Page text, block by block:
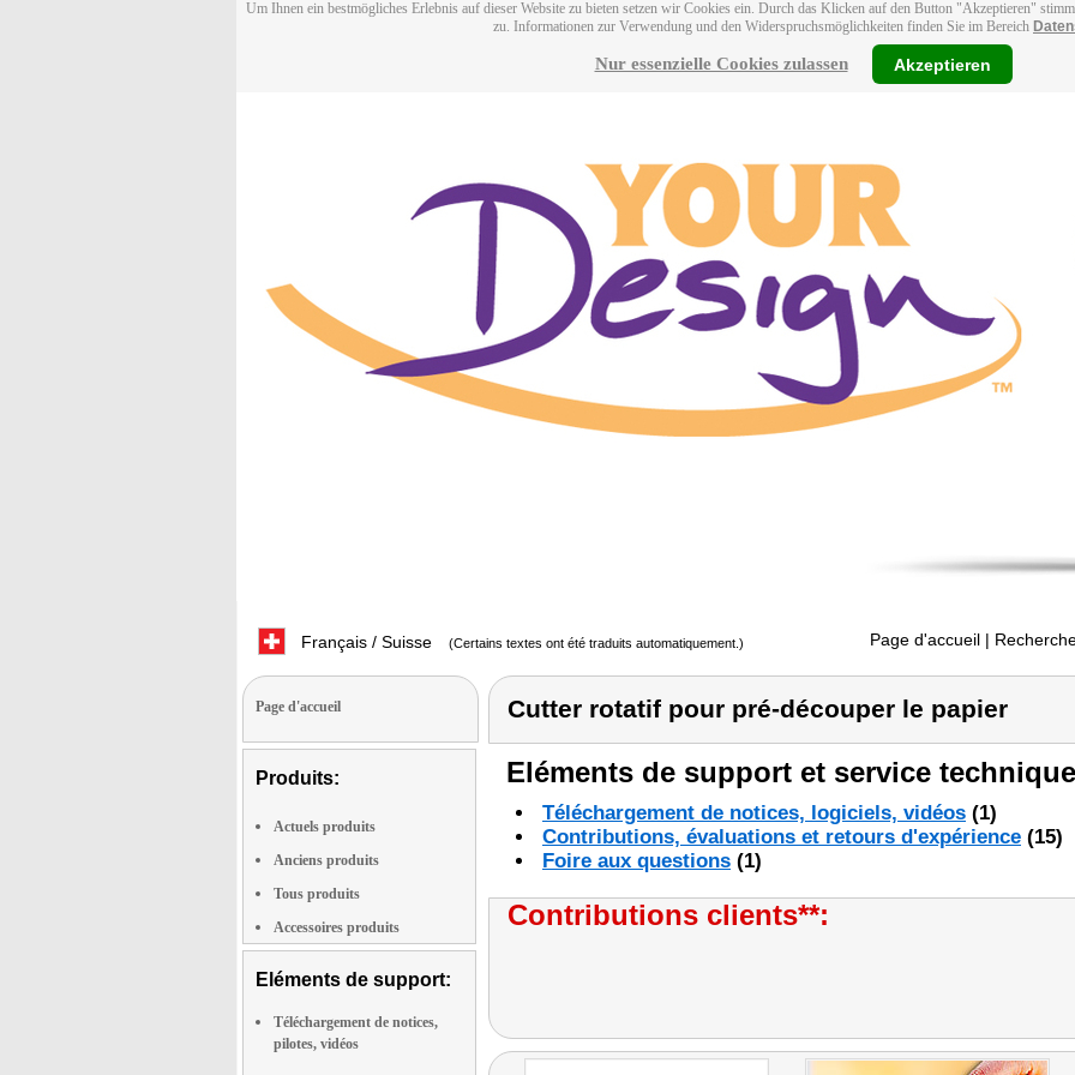
Um Ihnen ein bestmögliches Erlebnis auf dieser Website zu bieten setzen wir Cookies ein. Durch das Klicken auf den Button "Akzeptieren"
zu. Informationen zur Verwendung und den Widerspruchsmöglichkeiten finden Sie im Bereich
Nur essenzielle Cookies zulassen Akzeptieren
Français / Suisse (Certains textes ont été traduits automatiquement.) Page d'accueil |
Page d'accueil
Produits:
Actuels produits
Anciens produits
Tous produits
Accessoires produits
Eléments de support:
Téléchargement de notices,
pilotes, vidéos
Cutter rotatif pour pré-découper le papier
Eléments de support et service
Téléchargement de notices, logiciels, vidéos (1)
Contributions, évaluations et retours d'expérience (15)
Foire aux questions (1)
Contributions clients**: